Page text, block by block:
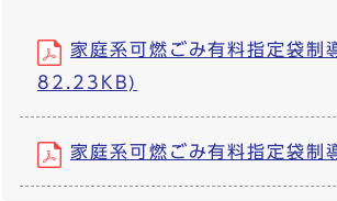
家庭系可燃ごみ有料指定袋
82.23KB)
家庭系可燃ごみ有料指定袋